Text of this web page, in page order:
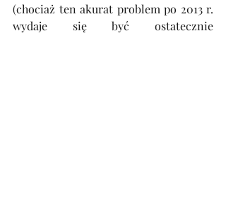
(chociaż ten akurat problem po 2013 r.
wydaje się być ostatecznie